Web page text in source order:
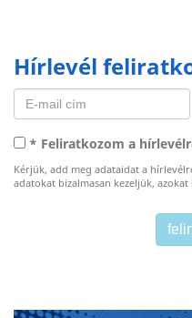
Hírlevél
* Feliratkozom a
Kérjük, add meg adataidat a
adatokat bizalmasan kezeljük,